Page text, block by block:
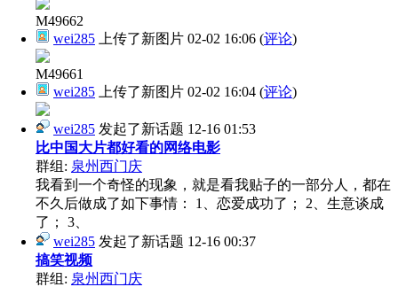
M49662
wei285 上传了新图片 02-02 16:06 (评论)
M49661
wei285 上传了新图片 02-02 16:04 (评论)
wei285 发起了新话题 12-16 01:53
比中国大片都好看的网络电影
群组: 泉州西门庆
我看到一个奇怪的现象，就是看我贴子的一部分人，都在
不久后做成了如下事情： 1、恋爱成功了； 2、生意谈成
了； 3、
wei285 发起了新话题 12-16 00:37
搞笑视频
群组: 泉州西门庆